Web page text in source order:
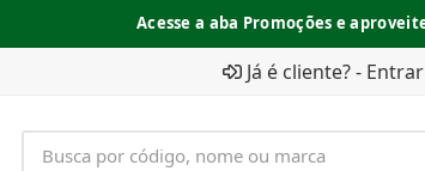
Acesse a aba Promoções e
Já é cliente? - Entrar